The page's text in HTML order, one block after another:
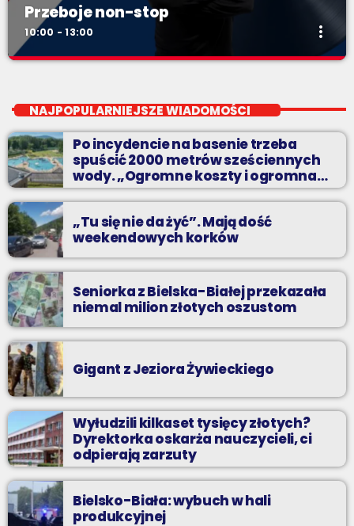
Przeboje non-stop
10:00 - 13:00 more_vert
Najlepsze pasmo towarzyszące na Podbeskidziu! Konkursy,
akcje radiowe, rozmowy i oczywiście - starannie
wyselekcjonowane przeboje non-stop!
NAJPOPULARNIEJSZE WIADOMOŚCI
Po incydencie na basenie trzeba
spuścić 2000 metrów sześciennych
wody. „Ogromne koszty i ogromna
praca”
„Tu się nie da żyć”. Mają dość
weekendowych korków
Seniorka z Bielska-Białej przekazała
niemal milion złotych oszustom
Gigant z Jeziora Żywieckiego
Wyłudzili kilkaset tysięcy złotych?
Dyrektorka oskarża nauczycieli, ci
odpierają zarzuty
Bielsko-Biała: wybuch w hali
produkcyjnej